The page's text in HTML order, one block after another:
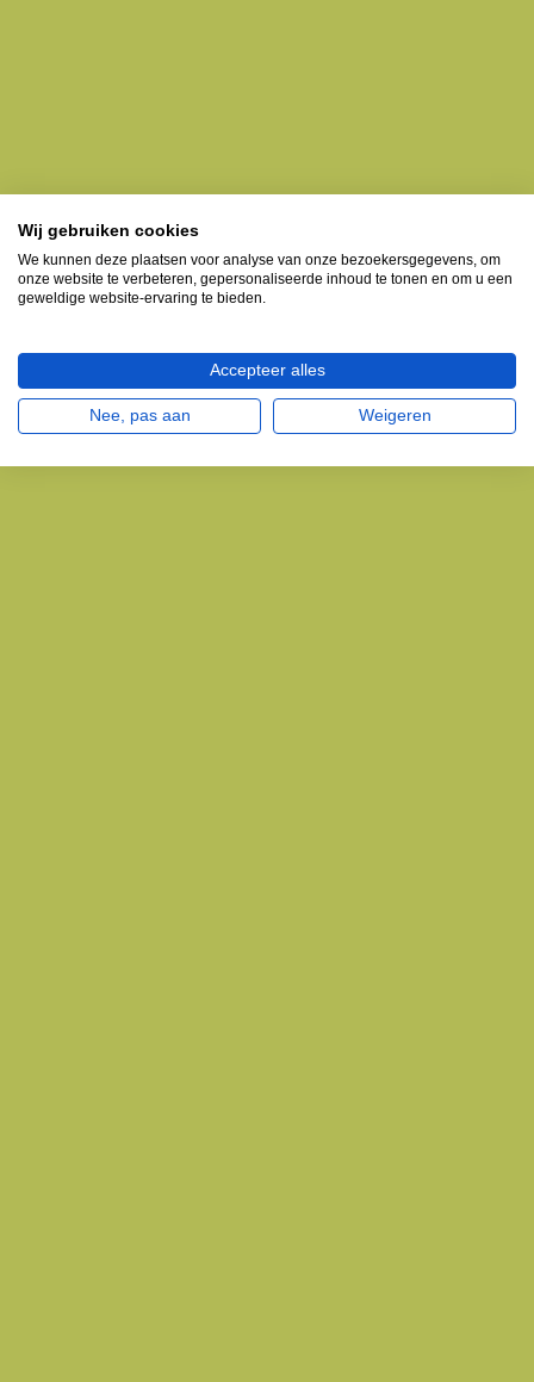
Wij gebruiken cookies
We kunnen deze plaatsen voor analyse van onze bezoekersgegevens, om
onze website te verbeteren, gepersonaliseerde inhoud te tonen en om u een
geweldige website-ervaring te bieden.
Accepteer alles
Nee, pas aan Weigeren